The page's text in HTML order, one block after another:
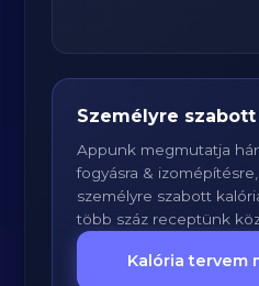
Személyre
Appunk megmutatja
fogyásra &
személyre szabott
több száz receptünk
Kalória tervem